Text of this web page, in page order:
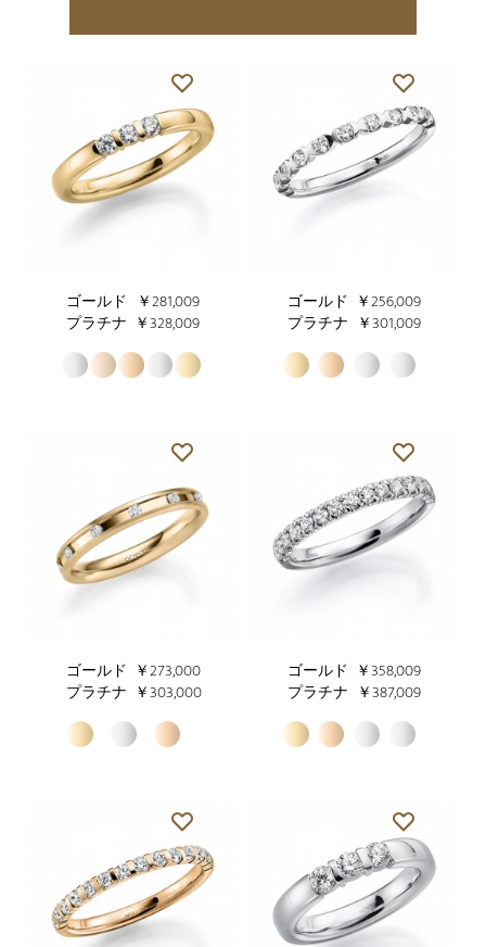
ゴールド
￥281,009
プラチナ ￥328,009
ゴールド ￥256,009
プラチナ ￥301,009
ゴールド ￥273,000
プラチナ ￥303,000
ゴールド ￥358,009
プラチナ ￥387,009